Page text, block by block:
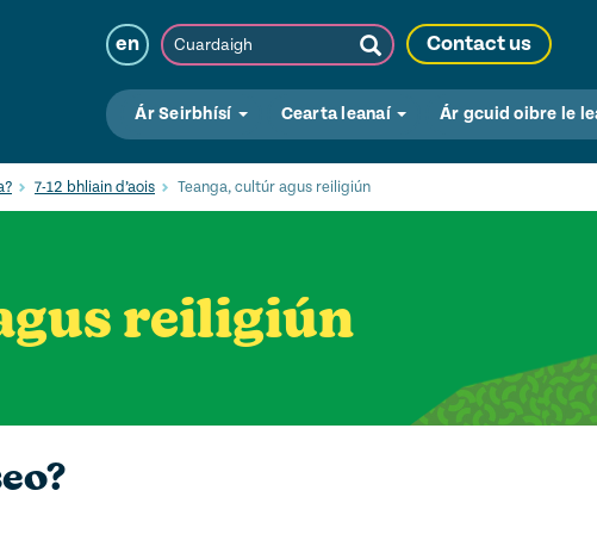
en Cuardaigh
Submit
Search
Contact us
Ár Seirbhísí Cearta leanaí Ár gcuid oibre le
7-12 bhliain d’aois Teanga, cultúr agus reiligiún
reiligiún